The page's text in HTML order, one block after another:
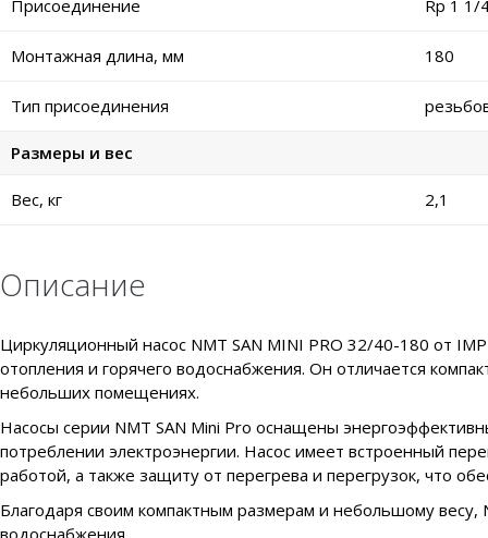
Присоединение Rp 1 1/
Монтажная длина, мм 180
Тип присоединения
Размеры и вес
Вес, кг 2,1
Описание
Циркуляционный насос NMT SAN MINI PRO 32/40-180 от
отопления и горячего водоснабжения. Он отличается
небольших помещениях.
Насосы серии NMT SAN Mini Pro оснащены
потреблении электроэнергии. Насос имеет встроенный
работой, а также защиту от перегрева и перегрузок, что
Благодаря своим компактным размерам и небольшому